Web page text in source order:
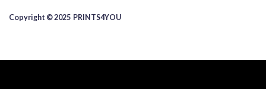
Copyright © 2025 ​PRINTS4YOU